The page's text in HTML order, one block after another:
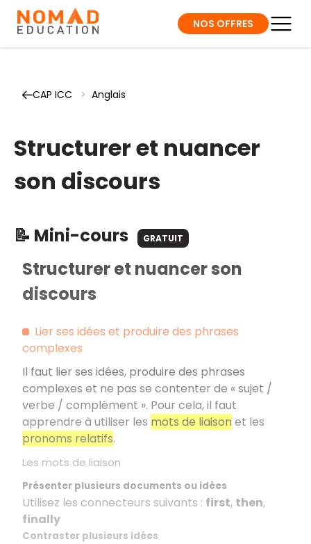
NOS OFFRES
CAP ICC > Anglais
Structurer et nuancer
son discours
📝 Mini-cours GRATUIT
Structurer et nuancer son
discours
Lier ses idées et produire des phrases
complexes
Il faut lier ses idées, produire des phrases
complexes et ne pas se contenter de « sujet /
verbe / complément ». Pour cela, il faut
apprendre à utiliser les mots de liaison et les
pronoms relatifs.
Les mots de liaison
Présenter plusieurs documents ou idées
Utilisez les connecteurs suivants : first, then,
finally
Contraster plusieurs idées